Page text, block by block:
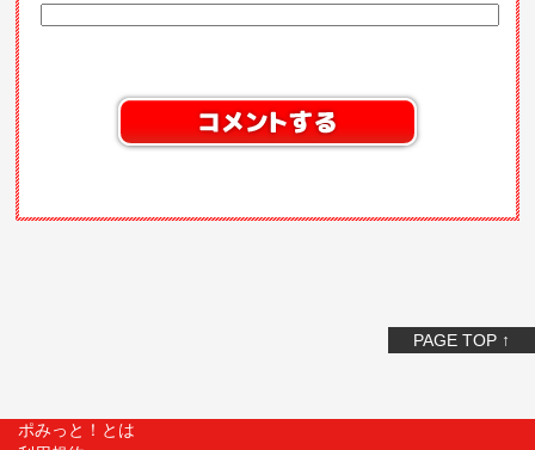
PAGE TOP ↑
ポみっと！とは